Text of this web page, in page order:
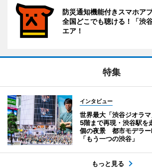
防災通知機能付きスマホア
全国どこでも聴ける！「渋
エア！
特集
インタビュー
世界最大「渋谷ジオラ
5階まで再現・渋谷駅
個の夜景 都市モデラ
「もう一つの渋谷」
もっと見る